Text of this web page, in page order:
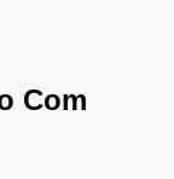
Com